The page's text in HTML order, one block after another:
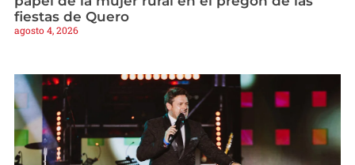
fiestas de Quero
agosto 4, 2026